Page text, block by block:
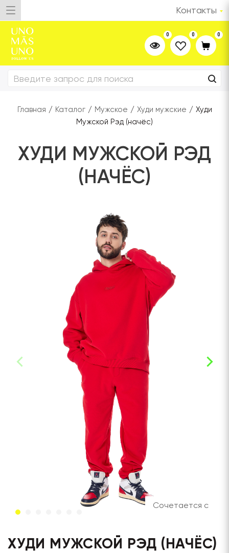
Контакты
0 0 0
Главная / Каталог / Мужское / Худи мужские / Худи
Мужской Рэд (начёс)
ХУДИ МУЖСКОЙ РЭД
(НАЧЁС)
Сочетается с
ХУДИ МУЖСКОЙ РЭД (НАЧЁС)